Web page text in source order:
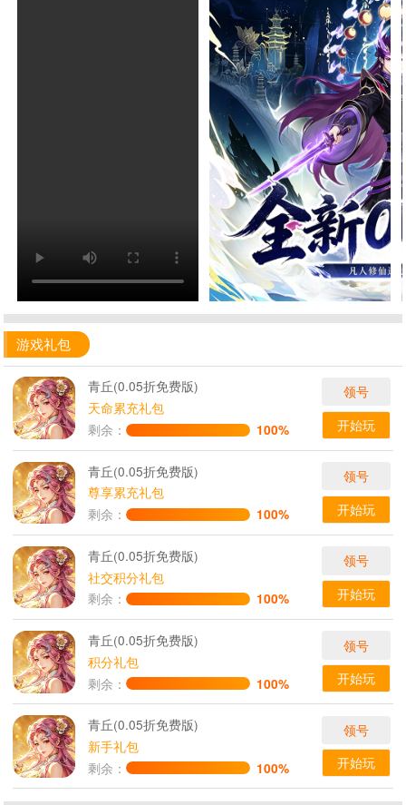
游戏礼包
青丘(0.05折免费版)
天命累充礼包
剩余：
100%
领号
开始玩
青丘(0.05折免费版)
尊享累充礼包
剩余：
100%
领号
开始玩
青丘(0.05折免费版)
社交积分礼包
剩余：
100%
领号
开始玩
青丘(0.05折免费版)
积分礼包
剩余：
100%
领号
开始玩
青丘(0.05折免费版)
新手礼包
剩余：
100%
领号
开始玩